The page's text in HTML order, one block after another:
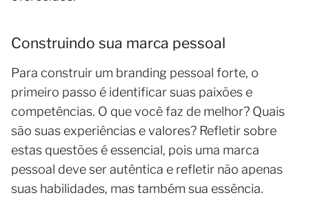
Construindo sua marca pessoal
Para construir um branding pessoal forte, o
primeiro passo é identificar suas paixões e
competências. O que você faz de melhor? Quais
são suas experiências e valores? Refletir sobre
estas questões é essencial, pois uma marca
pessoal deve ser autêntica e refletir não apenas
suas habilidades, mas também sua essência.